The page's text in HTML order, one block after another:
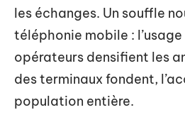
les échanges. Un souffle
téléphonie mobile : l’usage
opérateurs densifient les
des terminaux fondent,
population entière.